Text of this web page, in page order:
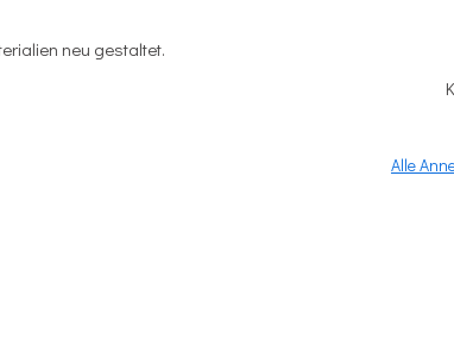
neu gestaltet.
Alle